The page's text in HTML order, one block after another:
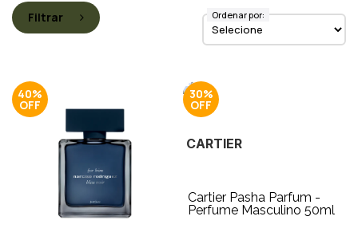
Filtrar Ordenar por:
40% 30%
CARTIER
Cartier Pasha Parfum -
Perfume Masculino 50ml